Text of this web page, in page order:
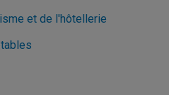
et de l'hôtellerie